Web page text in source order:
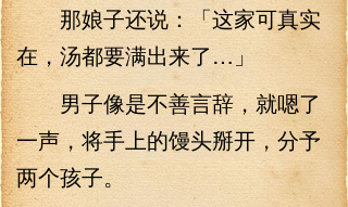
那娘子还说：「这家可真实
在，汤都要满出来了…」
男子像是不善言辞，就嗯了
一声，将手上的馒头掰开，分予
两个孩子。